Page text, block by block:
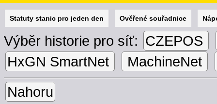
Statuty stanic pro jeden den Ověřené souřadnice
Výběr historie pro síť: CZEPOS
HxGN SmartNet
MachineNet
Nahoru